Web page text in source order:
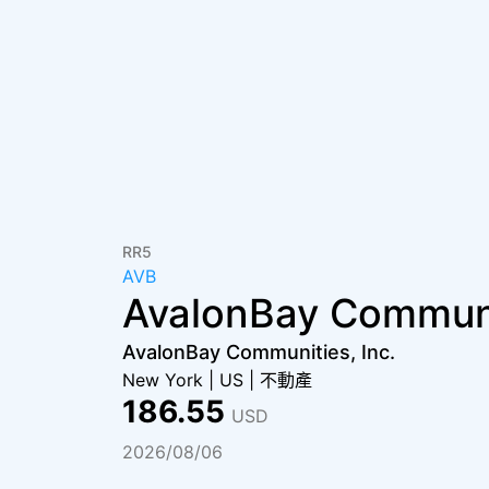
RR5
AVB
AvalonBay
AvalonBay Communities, Inc.
New York US 不動產
186.55 USD
2026/08/06